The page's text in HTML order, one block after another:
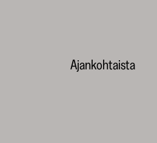
Ajankohtaista